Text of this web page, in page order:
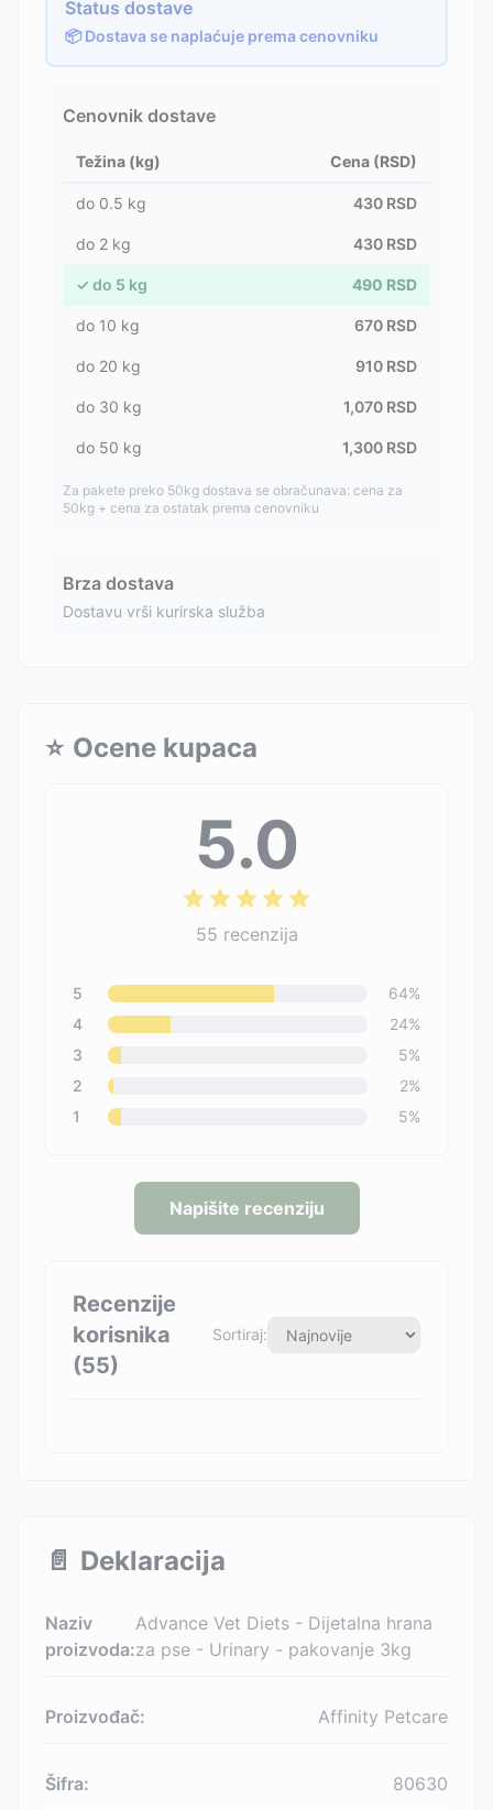
Status dostave
📦 Dostava se naplaćuje prema cenovniku
Cenovnik dostave
Težina (kg) Cena (RSD)
do 0.5 kg 430 RSD
do 2 kg 430 RSD
✓ do 5 kg 490 RSD
do 10 kg 670 RSD
do 20 kg 910 RSD
do 30 kg 1,070 RSD
do 50 kg 1,300 RSD
Za pakete preko 50kg dostava se obračunava: cena za
50kg + cena za ostatak prema cenovniku
Brza dostava
Dostavu vrši kurirska služba
⭐ Ocene kupaca
5.0
55 recenzija
5 64%
4
24%
3
5%
2
2%
1
5%
Napišite recenziju
Recenzije
korisnika
(55)
Sortiraj:
📄 Deklaracija
Naziv
proizvoda:
Advance Vet Diets - Dijetalna hrana
za pse - Urinary - pakovanje 3kg
Proizvođač: Affinity Petcare
Šifra: 80630